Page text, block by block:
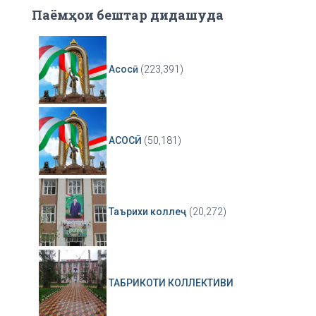
Паёмҳои бештар дидашуда
Асосӣ (223,391)
АСОСӢ (50,181)
Таърихи коллеҷ (20,272)
ТАБРИКОТИ КОЛЛЕКТИВИ